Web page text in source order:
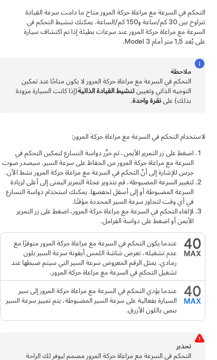
التحكم في السرعة مع مراعاة حركة المرورمتاح ما دامت سرعة القيادة
تتراوح بين 30 كم/ساعة و150 كم/الساعة . يمكنك تنشيطالتحكم في
السرعة مع مراعاة حركة المرورعند سرعات بطيئة إذا تم اكتشاف سيارة
على بُعد 1,5 متر أمامModel 3
.
ملاحظة
التحكم في السرعة مع مراعاة حركة المرورلا يكون متاحًا عند تمكين
التوجيه الذاتيوتعيينتنشيط القيادة الذاتية(إذا كانت السيارة مزودة
بذلك)علىنقرة واحدة.
لاستخدامالتحكم في السرعة مع مراعاة حركة المرور:
اضغط على زر التمرير الأيمن، ثم حرِّر دواسة التسارع لتمكينالتحكم في
السرعة مع مراعاة حركة المرورمن الحفاظ على سرعة السير. سيصدر صوت
جرس للإشارة إلى أنّ التحكم في السرعة مع مراعاة حركة المرورنشط الآن.
لتغيير السرعة المضبوطة، قم بتدوير عجلة التمرير اليمنى إلى أعلى لزيادة
السرعة المضبوطة أو إلى أسفل لخفضها. يمكنك استخدام دواسة التسارع
في أي وقت لتجاوز سرعة السير المحددة مؤقتًا.
لإلغاءالتحكم في السرعة مع مراعاة حركة المرور،اضغط على زر التمرير
الأيمنأو اضغط على دواسة الفرامل.
عندما يكونالتحكم في السرعة مع مراعاة حركة المرورمتوفرًا مع
عدم تشغيله، تعرضشاشة اللمسأيقونة سرعة السير بلون
رمادي. يمثل الرقم المعروض سرعة السير التي سيتم ضبطها عند
تشغيلالتحكم في السرعة مع مراعاة حركة المرور.
عندما يؤديالتحكم في السرعة مع مراعاة حركة المرورإلى سير
السيارة بفعالية على سرعة السير المضبوطة، يتم تمييز سرعة السير
بنص باللون الأزرق.
تحذﻳر
التحكم في السرعة مع مراعاة حركة المرورمصمم ليوفر لك الراحة